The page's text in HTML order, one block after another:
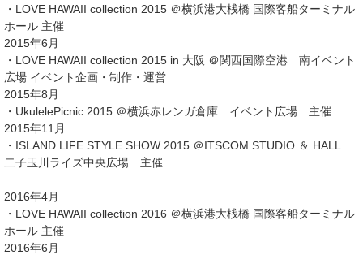
・LOVE HAWAII collection 2015 ＠横浜港大桟橋 国際客船ターミナル
ホール 主催
2015年6月
・LOVE HAWAII collection 2015 in 大阪 ＠関西国際空港 南イベント
広場 イベント企画・制作・運営
2015年8月
・UkulelePicnic 2015 ＠横浜赤レンガ倉庫 イベント広場 主催
2015年11月
・ISLAND LIFE STYLE SHOW 2015 ＠ITSCOM STUDIO ＆ HALL
二子玉川ライズ中央広場 主催
2016年4月
・LOVE HAWAII collection 2016 ＠横浜港大桟橋 国際客船ターミナル
ホール 主催
2016年6月